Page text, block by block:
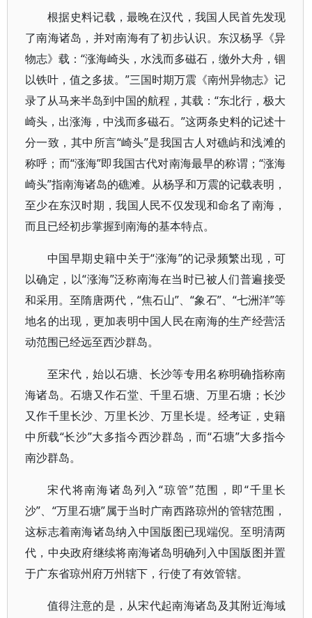
根据史料记载，最晚在汉代，我国人民首先发现
了南海诸岛，并对南海有了初步认识。东汉杨孚《异
物志》载：“涨海崎头，水浅而多磁石，缴外大舟，锢
以铁叶，值之多拔。”三国时期万震《南州异物志》记
录了从马来半岛到中国的航程，其载：“东北行，极大
崎头，出涨海，中浅而多磁石。”这两条史料的记述十
分一致，其中所言“崎头”是我国古人对礁屿和浅滩的
称呼；而“涨海”即我国古代对南海最早的称谓；“涨海
崎头”指南海诸岛的礁滩。从杨孚和万震的记载表明，
至少在东汉时期，我国人民不仅发现和命名了南海，
而且已经初步掌握到南海的基本特点。
中国早期史籍中关于“涨海”的记录频繁出现，可
以确定，以“涨海”泛称南海在当时已被人们普遍接受
和采用。至隋唐两代，“焦石山”、“象石”、“七洲洋”等
地名的出现，更加表明中国人民在南海的生产经营活
动范围已经远至西沙群岛。
至宋代，始以石塘、长沙等专用名称明确指称南
海诸岛。石塘又作石堂、千里石塘、万里石塘；长沙
又作千里长沙、万里长沙、万里长堤。经考证，史籍
中所载“长沙”大多指今西沙群岛，而“石塘”大多指今
南沙群岛。
宋代将南海诸岛列入“琼管”范围，即“千里长
沙”、“万里石塘”属于当时广南西路琼州的管辖范围，
这标志着南海诸岛纳入中国版图已现端倪。至明清两
代，中央政府继续将南海诸岛明确列入中国版图并置
于广东省琼州府万州辖下，行使了有效管辖。
值得注意的是，从宋代起南海诸岛及其附近海域